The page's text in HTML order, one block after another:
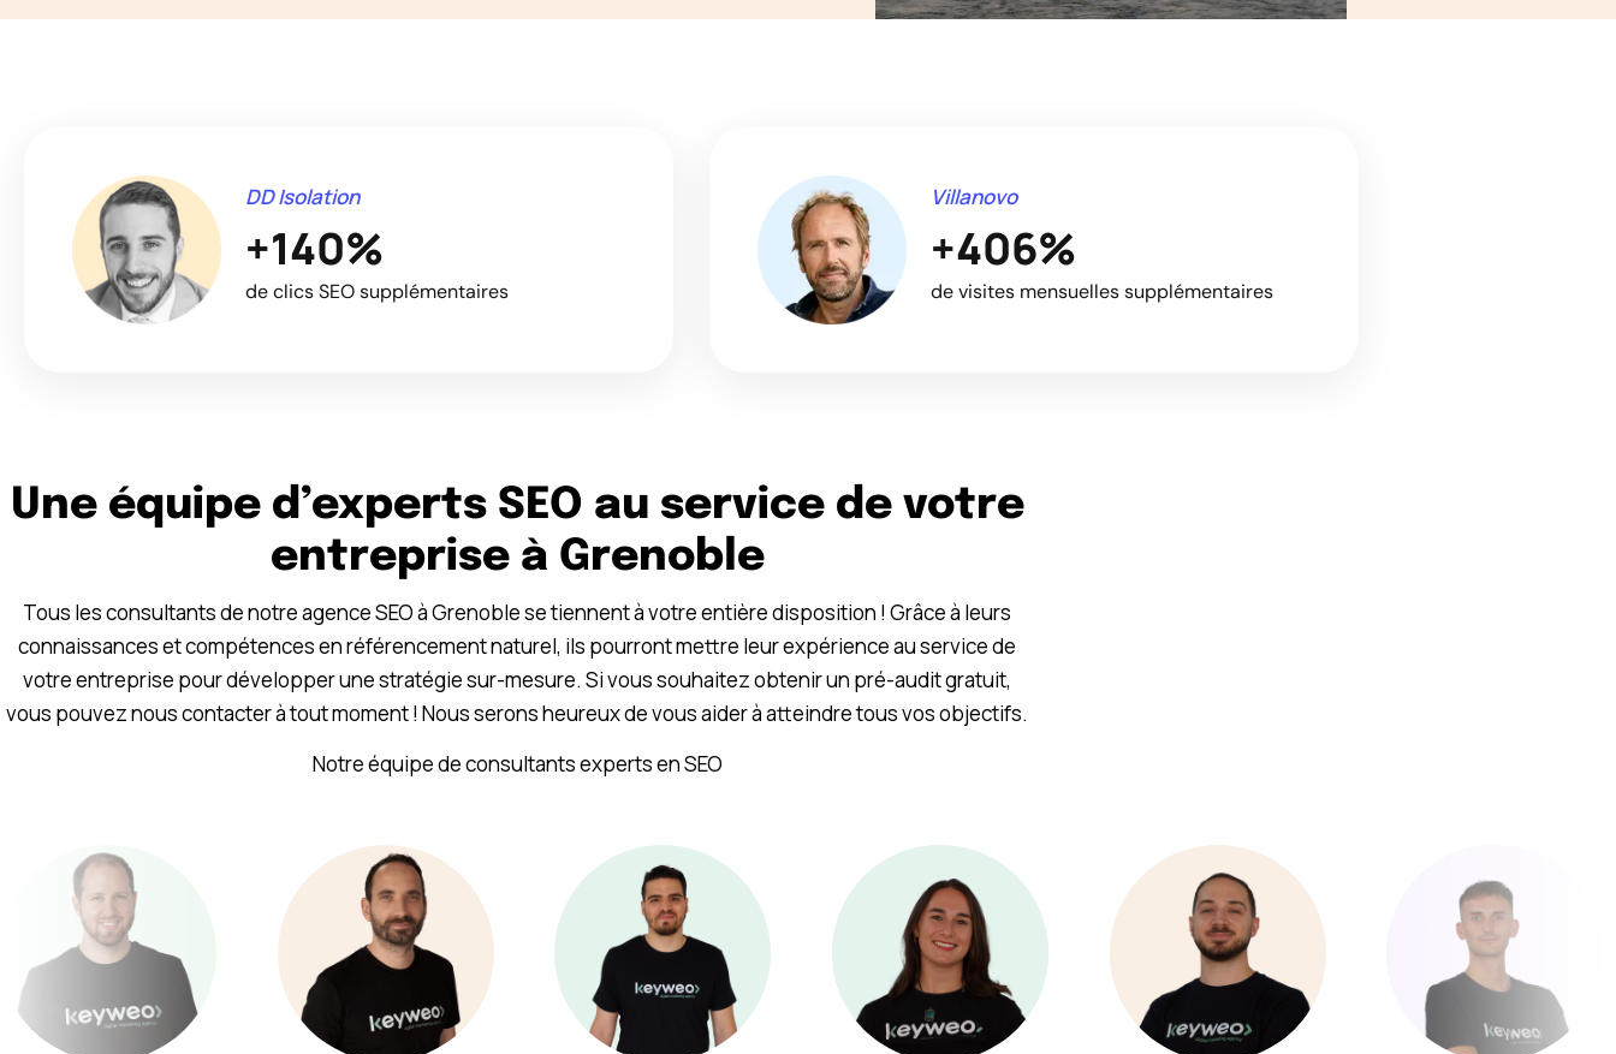
DD Isolation
+140%
de clics SEO supplémentaires
Villanovo
+406%
de visites mensuelles supplémentaires
Une équipe d’experts SEO au service de votre
entreprise à Grenoble
Tous les consultants de notre agence SEO à Grenoble se tiennent à votre entière disposition ! Grâce à leurs
connaissances et compétences en référencement naturel, ils pourront mettre leur expérience au service de
votre entreprise pour développer une stratégie sur-mesure. Si vous souhaitez obtenir un pré-audit gratuit,
vous pouvez nous contacter à tout moment ! Nous serons heureux de vous aider à atteindre tous vos objectifs.
Notre équipe de consultants experts en SEO